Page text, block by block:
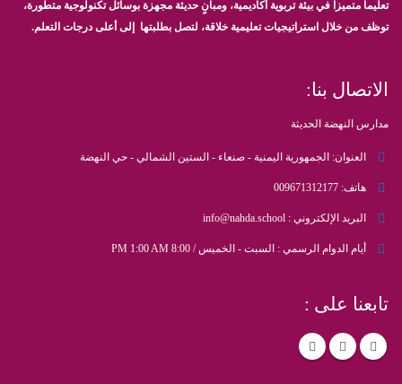
تعليماً متميزاً في بيئة تربوية أكاديمية، ومبانٍ حديثة مجهزة بوسائل تكنولوجية متطورة،
توظف من خلال استراتيجيات تعليمية خلاقة، لتصل بطلبتها إلى أعلى درجات التعلم.
الاتصال بنا:
مدارس النهضة الحديثة
العنوان: الجمهورية اليمنية - صنعاء - الستين الشمالي - حي النهضة
هاتف: 009671312177
البريد الإلكتروني : info@nahda.school
أيام الدوام الرسمي : السبت - الخميس / 8:00 PM 1:00 AM
تابعنا على :